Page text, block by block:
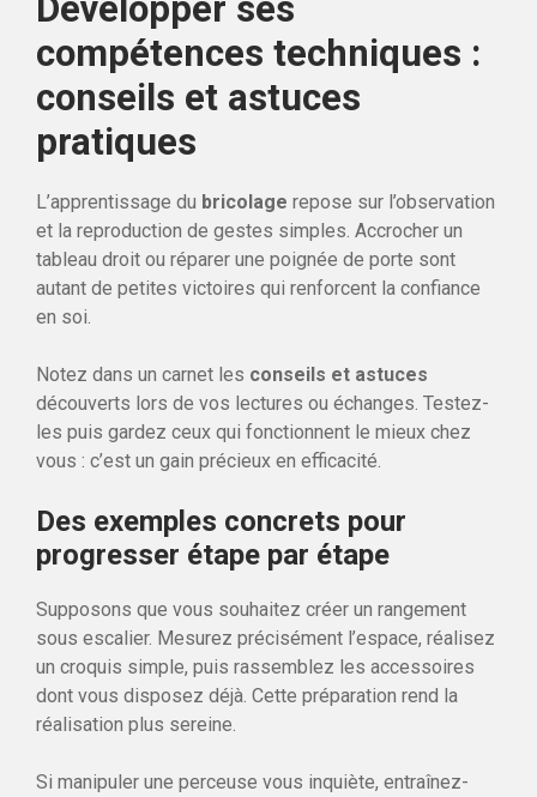
Développer ses
compétences techniques :
conseils et astuces
pratiques
L’apprentissage du bricolage repose sur l’observation
et la reproduction de gestes simples. Accrocher un
tableau droit ou réparer une poignée de porte sont
autant de petites victoires qui renforcent la confiance
en soi.
Notez dans un carnet les conseils et astuces
découverts lors de vos lectures ou échanges. Testez-
les puis gardez ceux qui fonctionnent le mieux chez
vous : c’est un gain précieux en efficacité.
Des exemples concrets pour
progresser étape par étape
Supposons que vous souhaitez créer un rangement
sous escalier. Mesurez précisément l’espace, réalisez
un croquis simple, puis rassemblez les accessoires
dont vous disposez déjà. Cette préparation rend la
réalisation plus sereine.
Si manipuler une perceuse vous inquiète, entraînez-